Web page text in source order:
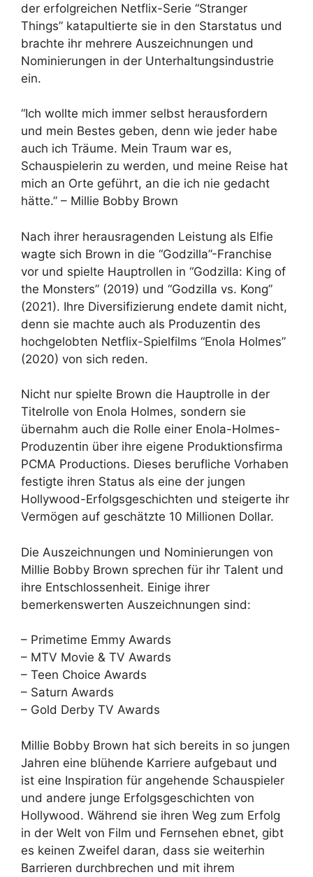
der erfolgreichen Netflix-Serie “Stranger
Things” katapultierte sie in den Starstatus und
brachte ihr mehrere Auszeichnungen und
Nominierungen in der Unterhaltungsindustrie
ein.
“Ich wollte mich immer selbst herausfordern
und mein Bestes geben, denn wie jeder habe
auch ich Träume. Mein Traum war es,
Schauspielerin zu werden, und meine Reise hat
mich an Orte geführt, an die ich nie gedacht
hätte.” – Millie Bobby Brown
Nach ihrer herausragenden Leistung als Elfie
wagte sich Brown in die “Godzilla”-Franchise
vor und spielte Hauptrollen in “Godzilla: King of
the Monsters” (2019) und “Godzilla vs. Kong”
(2021). Ihre Diversifizierung endete damit nicht,
denn sie machte auch als Produzentin des
hochgelobten Netflix-Spielfilms “Enola Holmes”
(2020) von sich reden.
Nicht nur spielte Brown die Hauptrolle in der
Titelrolle von Enola Holmes, sondern sie
übernahm auch die Rolle einer Enola-Holmes-
Produzentin über ihre eigene Produktionsfirma
PCMA Productions. Dieses berufliche Vorhaben
festigte ihren Status als eine der jungen
Hollywood-Erfolgsgeschichten und steigerte ihr
Vermögen auf geschätzte 10 Millionen Dollar.
Die Auszeichnungen und Nominierungen von
Millie Bobby Brown sprechen für ihr Talent und
ihre Entschlossenheit. Einige ihrer
bemerkenswerten Auszeichnungen sind:
– Primetime Emmy Awards
– MTV Movie & TV Awards
– Teen Choice Awards
– Saturn Awards
– Gold Derby TV Awards
Millie Bobby Brown hat sich bereits in so jungen
Jahren eine blühende Karriere aufgebaut und
ist eine Inspiration für angehende Schauspieler
und andere junge Erfolgsgeschichten von
Hollywood. Während sie ihren Weg zum Erfolg
in der Welt von Film und Fernsehen ebnet, gibt
es keinen Zweifel daran, dass sie weiterhin
Barrieren durchbrechen und mit ihrem